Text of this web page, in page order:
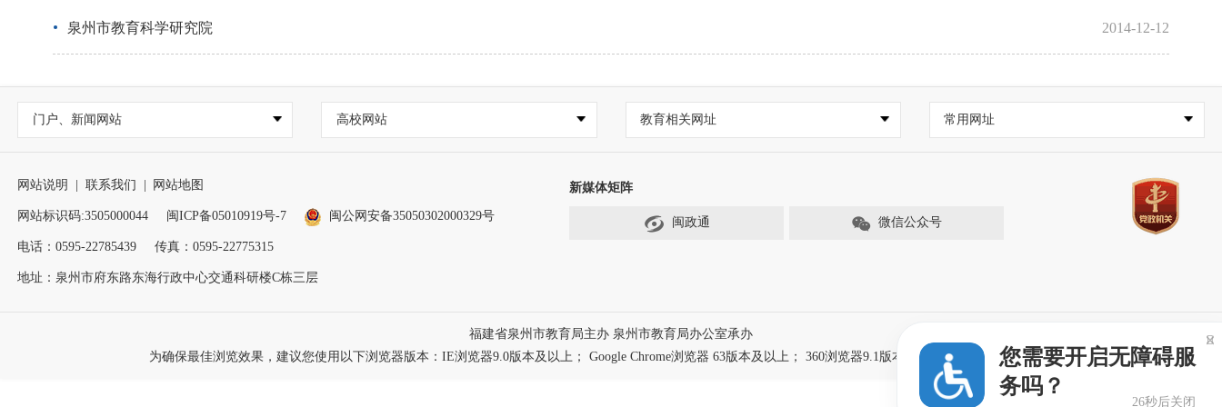
泉州市教育科学研究院 2014-12-12
门户、新闻网站 高校网站 教育相关网址 常用网址
网站说明 联系我们 网站地图
网站标识码:3505000044 闽ICP备05010919号-7 闽公网安备35050302000329号
电话：0595-22785439 传真：0595-22775315
地址：泉州市府东路东海行政中心交通科研楼C栋三层
新媒体矩阵
闽政通 微信公众号
福建省泉州市教育局主办 泉州市教育局办公室承办
为确保最佳浏览效果，建议您使用以下浏览器版本：IE浏览器9.0版本及以上； Google Chrome浏览器 63版本及以上； 360浏览器9.1版本及以上，且IE内核9.0及以上。您需要开启无障碍服
务吗？
26秒后关闭
